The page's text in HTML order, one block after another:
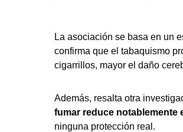
La asociación se basa en un
confirma que el tabaquismo
cigarrillos, mayor el daño
Además, resalta otra
fumar reduce notablemente
ninguna protección real.